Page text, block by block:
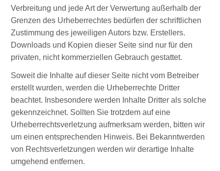
Verbreitung und jede Art der Verwertung außerhalb der
Grenzen des Urheberrechtes bedürfen der schriftlichen
Zustimmung des jeweiligen Autors bzw. Erstellers.
Downloads und Kopien dieser Seite sind nur für den
privaten, nicht kommerziellen Gebrauch gestattet.
Soweit die Inhalte auf dieser Seite nicht vom Betreiber
erstellt wurden, werden die Urheberrechte Dritter
beachtet. Insbesondere werden Inhalte Dritter als solche
gekennzeichnet. Sollten Sie trotzdem auf eine
Urheberrechtsverletzung aufmerksam werden, bitten wir
um einen entsprechenden Hinweis. Bei Bekanntwerden
von Rechtsverletzungen werden wir derartige Inhalte
umgehend entfernen.